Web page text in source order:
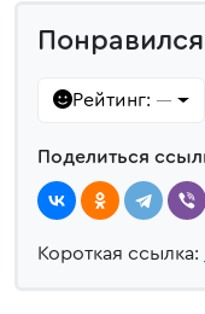
Рейтинг: —
Поделиться
Короткая ссылка: